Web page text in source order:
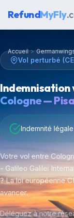
RefundMyFly
Accueil >
Vol perturbé
Indemnisation
Cologne — Pisa
Indemnité
Votre vol entre
- Galileo Galilei
? La loi européenne
avancer.
Déléguez à notre